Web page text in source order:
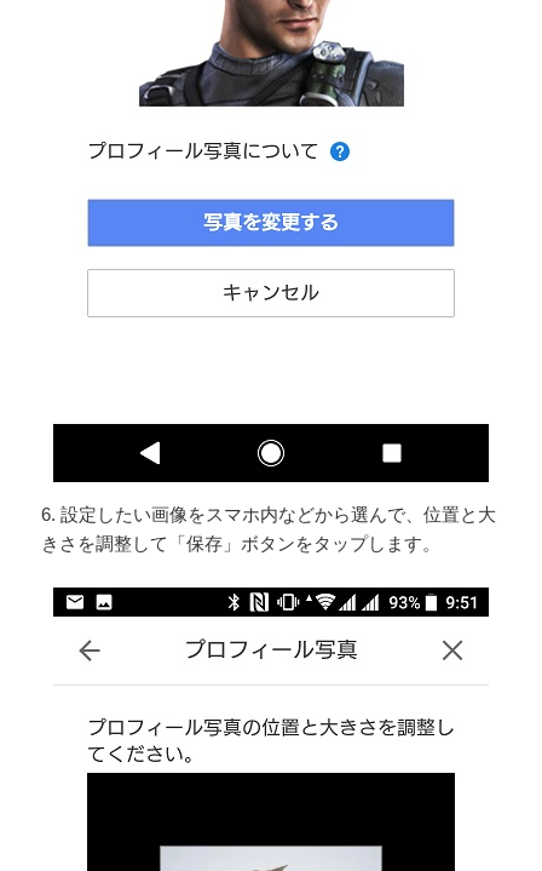
6. 設定したい画像をスマホ内などから選んで、位置と大
きさを調整して「保存」ボタンをタップします。